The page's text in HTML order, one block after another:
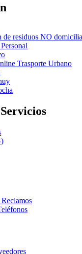
de residuos NO
Trasporte Urbano